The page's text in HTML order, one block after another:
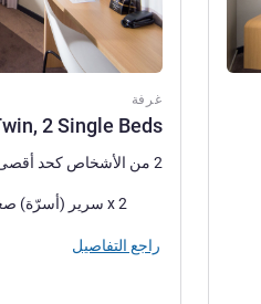
غرفة
2 Single Beds
2 من الأشخاص كحد أقصى
فرش السرير
2 x سرير (أسرّة) صغير
راجع التفاصيل